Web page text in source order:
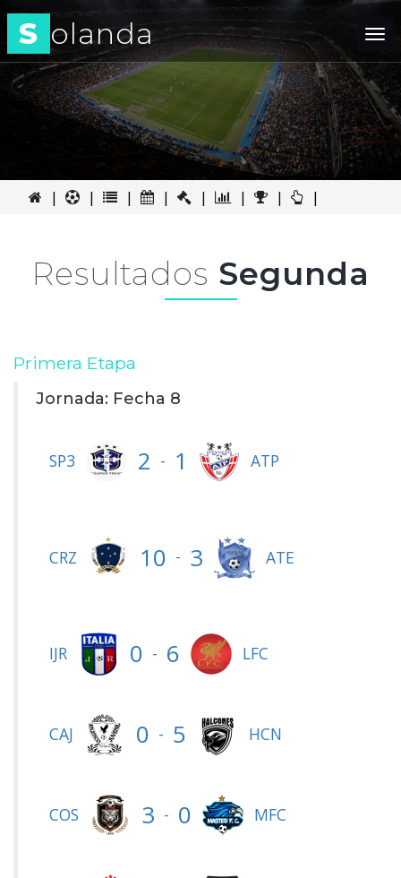
S olanda
| | | | | | | |
Resultados Segunda
Primera Etapa
Jornada: Fecha 8
SP3 2 - 1 ATP
CRZ 10 - 3 ATE
IJR 0 - 6 LFC
CAJ 0 - 5 HCN
COS 3 - 0 MFC